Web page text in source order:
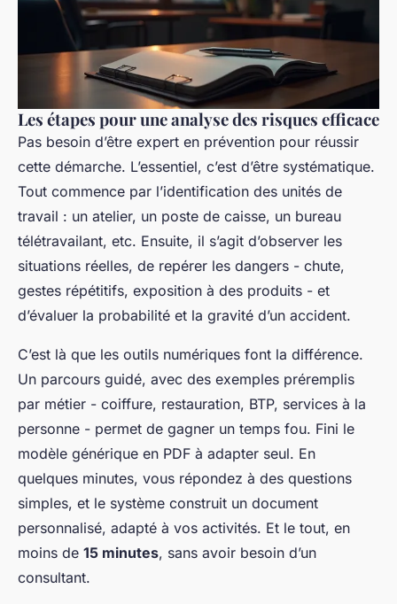
Les étapes pour une analyse des risques efficace
Pas besoin d’être expert en prévention pour réussir
cette démarche. L’essentiel, c’est d’être systématique.
Tout commence par l’identification des unités de
travail : un atelier, un poste de caisse, un bureau
télétravailant, etc. Ensuite, il s’agit d’observer les
situations réelles, de repérer les dangers - chute,
gestes répétitifs, exposition à des produits - et
d’évaluer la probabilité et la gravité d’un accident.
C’est là que les outils numériques font la différence.
Un parcours guidé, avec des exemples préremplis
par métier - coiffure, restauration, BTP, services à la
personne - permet de gagner un temps fou. Fini le
modèle générique en PDF à adapter seul. En
quelques minutes, vous répondez à des questions
simples, et le système construit un document
personnalisé, adapté à vos activités. Et le tout, en
moins de 15 minutes, sans avoir besoin d’un
consultant.